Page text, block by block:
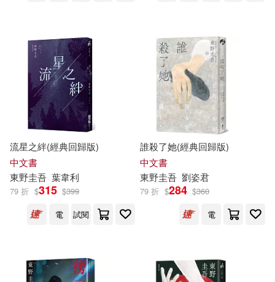
流星之絆(經典回歸版)
中文書
東野圭吾 葉韋利
79 折 $315 $399
電
試閱
誰殺了她(經典回歸版)
中文書
東野圭吾 劉姿君
79 折 $284 $360
電